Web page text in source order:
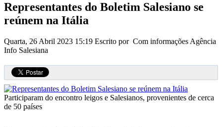
Representantes do Boletim Salesiano se
reúnem na Itália
Quarta, 26 Abril 2023 15:19 Escrito por Com informações Agência
Info Salesiana
Participaram do encontro leigos e Salesianos, provenientes de cerca
de 50 países